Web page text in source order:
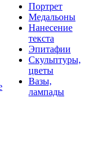
Портрет
Медальоны
Нанесение
текста
Эпитафии
Скульптуры,
цветы
Вазы,
лампады